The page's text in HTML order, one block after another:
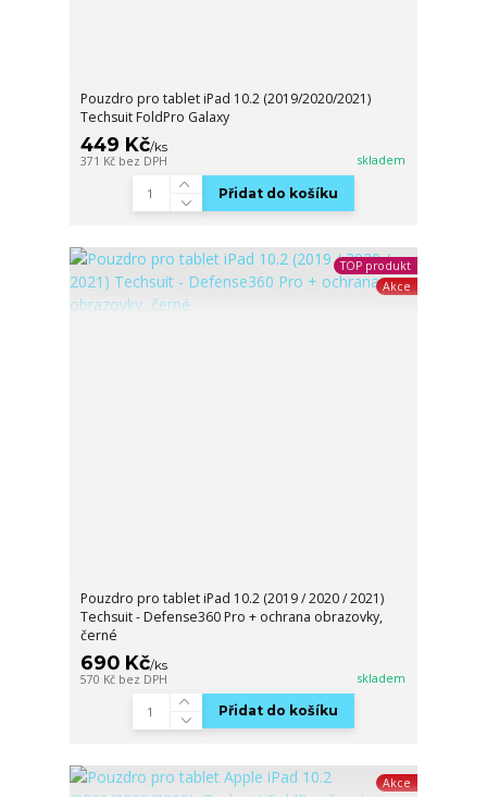
Pouzdro pro tablet iPad 10.2 (2019/2020/2021)
Techsuit FoldPro Galaxy
449 Kč/ks
371 Kč bez DPH skladem
Přidat do košíku
TOP produkt
Akce
Pouzdro pro tablet iPad 10.2 (2019 / 2020 / 2021)
Techsuit - Defense360 Pro + ochrana obrazovky,
černé
690 Kč/ks
570 Kč bez DPH skladem
Přidat do košíku
Akce